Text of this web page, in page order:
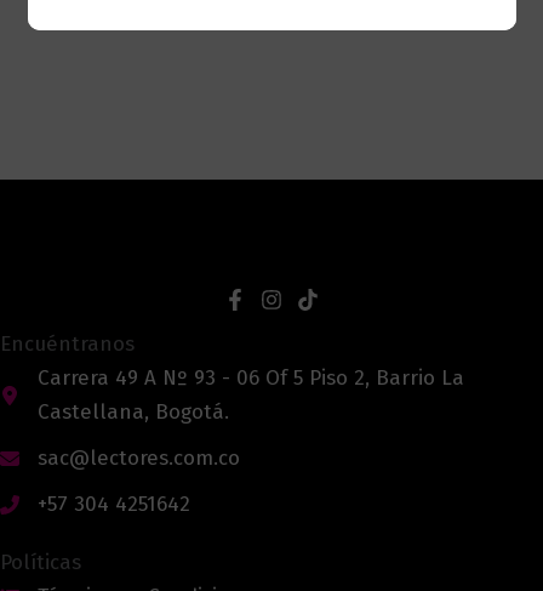
Encuéntranos
Carrera 49 A Nº 93 - 06 Of 5 Piso 2, Barrio La
Castellana, Bogotá.
sac@lectores.com.co
+57 304 4251642
Políticas